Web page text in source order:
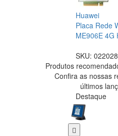
Huawei
Placa Rede
ME906E 4G
SKU:
Produtos
Confira as nossas
últimos
Destaque